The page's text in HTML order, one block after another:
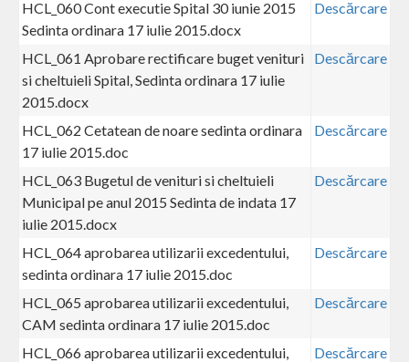
HCL_060 Cont executie Spital 30 iunie 2015
Sedinta ordinara 17 iulie 2015.docx
Descărcare
HCL_061 Aprobare rectificare buget venituri
si cheltuieli Spital, Sedinta ordinara 17 iulie
2015.docx
Descărcare
HCL_062 Cetatean de noare sedinta ordinara
17 iulie 2015.doc
Descărcare
HCL_063 Bugetul de venituri si cheltuieli
Municipal pe anul 2015 Sedinta de indata 17
iulie 2015.docx
Descărcare
HCL_064 aprobarea utilizarii excedentului,
sedinta ordinara 17 iulie 2015.doc
Descărcare
HCL_065 aprobarea utilizarii excedentului,
CAM sedinta ordinara 17 iulie 2015.doc
Descărcare
HCL_066 aprobarea utilizarii excedentului,
Descărcare